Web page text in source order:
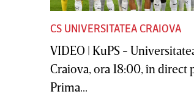
CS UNIVERSITATEA CRAIOVA
VIDEO | KuPS -
Craiova, ora 18:00, în direct
Prima...